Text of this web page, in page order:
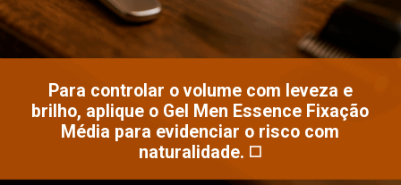
Para controlar o volume com leveza e
brilho, aplique o Gel Men Essence Fixação
Média para evidenciar o risco com
naturalidade. ◻️